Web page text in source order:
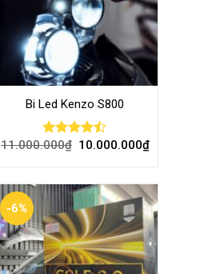
Bi Led Kenzo S800
Rated
11.000.000₫ 10.000.000₫
-6%